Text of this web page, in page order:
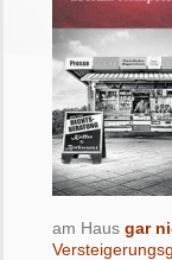
am Haus gar